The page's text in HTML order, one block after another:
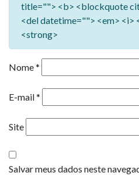
title=""> <b> <blockquote
<del datetime=""> <em> <i>
<strong>
Nome*
E-mail*
Site
Salvar meus dados neste